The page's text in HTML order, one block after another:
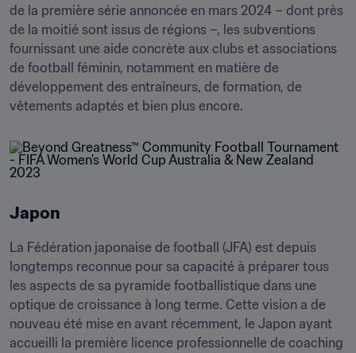
de la première série annoncée en mars 2024 – dont près
de la moitié sont issus de régions –, les subventions
fournissant une aide concrète aux clubs et associations
de football féminin, notamment en matière de
développement des entraîneurs, de formation, de
vêtements adaptés et bien plus encore.
Japon
La Fédération japonaise de football (JFA) est depuis
longtemps reconnue pour sa capacité à préparer tous
les aspects de sa pyramide footballistique dans une
optique de croissance à long terme. Cette vision a de
nouveau été mise en avant récemment, le Japon ayant
accueilli la première licence professionnelle de coaching